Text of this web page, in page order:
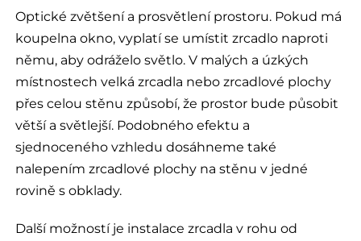
Optické zvětšení a prosvětlení prostoru. Pokud má
koupelna okno, vyplatí se umístit zrcadlo naproti
němu, aby odráželo světlo. V malých a úzkých
místnostech velká zrcadla nebo zrcadlové plochy
přes celou stěnu způsobí, že prostor bude působit
větší a světlejší. Podobného efektu a
sjednoceného vzhledu dosáhneme také
nalepením zrcadlové plochy na stěnu v jedné
rovině s obklady.
Další možností je instalace zrcadla v rohu od